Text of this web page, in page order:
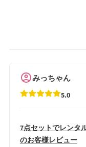
5.0
みっちゃん
7点セットでレンタ
のお客様レビュー